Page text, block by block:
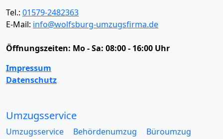
Tel.: 01579-2482363
E-Mail: info@wolfsburg-umzugsfirma.de
Öffnungszeiten: Mo - Sa: 08:00 - 16:00 Uhr
Impressum
Datenschutz
Umzugsservice
Umzugsservice Behördenumzug
Büroumzug